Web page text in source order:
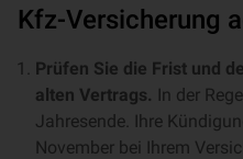
Kfz-Versicherung
Prüfen Sie die Frist und
alten Vertrags. In der
Jahresende. Ihre
November bei Ihrem